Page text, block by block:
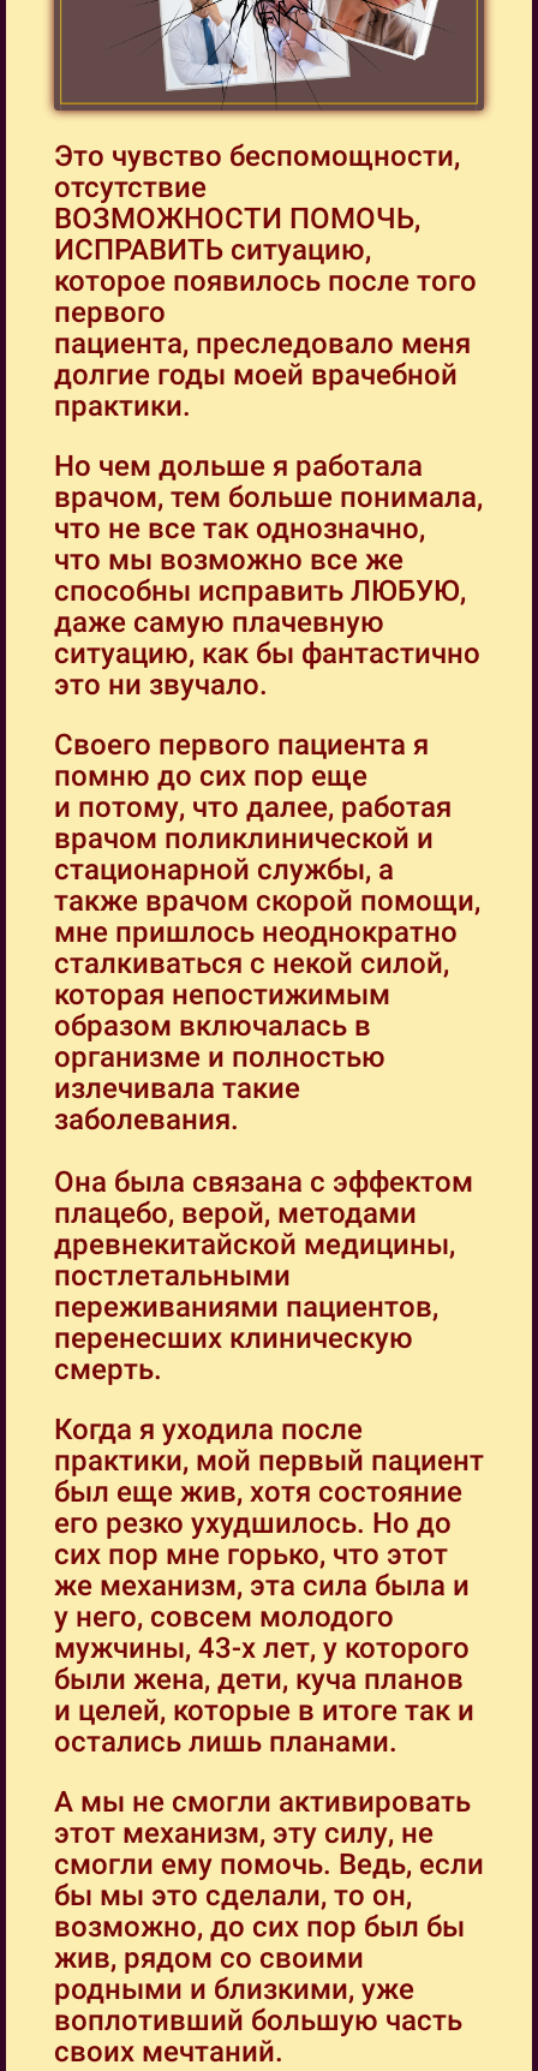
Это чувство беспомощности,
отсутствие
ВОЗМОЖНОСТИ ПОМОЧЬ,
ИСПРАВИТЬ ситуацию,
которое появилось после того
первого
пациента, преследовало меня
долгие годы моей врачебной
практики.
Но чем дольше я работала
врачом, тем больше понимала,
что не все так однозначно,
что мы возможно все же
способны исправить ЛЮБУЮ,
даже самую плачевную
ситуацию, как бы фантастично
это ни звучало.
Своего первого пациента я
помню до сих пор еще
и потому, что далее, работая
врачом поликлинической и
стационарной службы, а
также врачом скорой помощи,
мне пришлось неоднократно
сталкиваться с некой силой,
которая непостижимым
образом включалась в
организме и полностью
излечивала такие
заболевания.
Она была связана с эффектом
плацебо, верой, методами
древнекитайской медицины,
постлетальными
переживаниями пациентов,
перенесших клиническую
смерть.
Когда я уходила после
практики, мой первый пациент
был еще жив, хотя состояние
его резко ухудшилось. Но до
сих пор мне горько, что этот
же механизм, эта сила была и
у него, совсем молодого
мужчины, 43-х лет, у которого
были жена, дети, куча планов
и целей, которые в итоге так и
остались лишь планами.
А мы не смогли активировать
этот механизм, эту силу, не
смогли ему помочь. Ведь, если
бы мы это сделали, то он,
возможно, до сих пор был бы
жив, рядом со своими
родными и близкими, уже
воплотивший большую часть
своих мечтаний.